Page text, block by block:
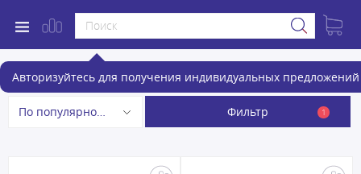
Авторизуйтесь для получения индивидуальных предложений
Кухонные комбайны
По популярности Фильтр 1